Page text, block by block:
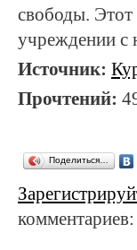
свободы. Этот
учреждении с
Источник:
Прочтений:
Поделиться…